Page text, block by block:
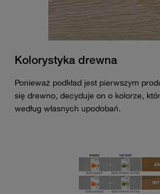
Kolorystyka drewna
Ponieważ podkład jest pierwszym
się drewno, decyduje on o kolorze,
według własnych upodobań.